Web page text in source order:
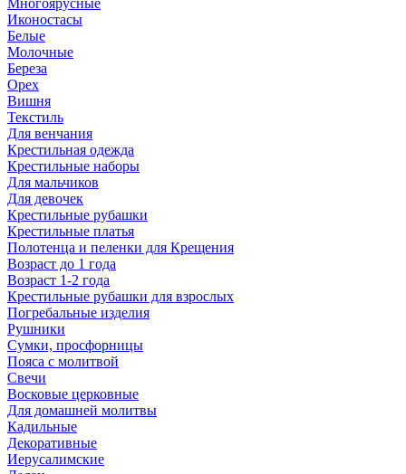
Многоярусные
Иконостасы
Белые
Молочные
Береза
Орех
Вишня
Текстиль
Для венчания
Крестильная одежда
Крестильные наборы
Для мальчиков
Для девочек
Крестильные рубашки
Крестильные платья
Полотенца и пеленки для Крещения
Возраст до 1 года
Возраст 1-2 года
Крестильные рубашки для взрослых
Погребальные изделия
Рушники
Сумки, просфорницы
Пояса с молитвой
Свечи
Восковые церковные
Для домашней молитвы
Кадильные
Декоративные
Иерусалимские